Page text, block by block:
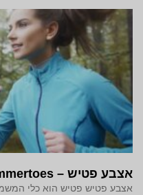
אצבע פטיש – Hammertoes
אצבע פטיש פטיש הוא כלי